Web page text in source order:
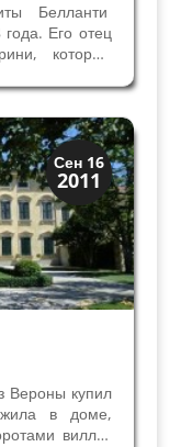
Белланти
Его отец
который
вводит
эрудитов и
Сен 16
2011
Вероны купил
в доме,
виллы,